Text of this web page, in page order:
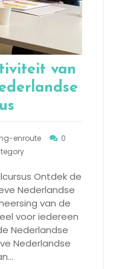
van
enroute
0
Ontdek de
Nederlandse
van de
voor iedereen
Nederlandse
Nederlandse